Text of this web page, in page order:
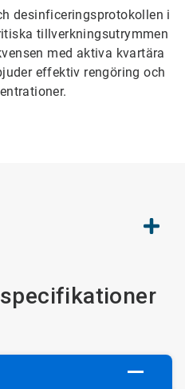
desinficeringsprotokollen i
tillverkningsutrymmen
med aktiva kvartära
effektiv rengöring och